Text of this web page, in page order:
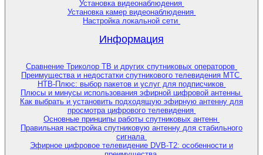
Установка видеонаблюдения
Установка камер видеонаблюдения
Настройка локальной сети
Информация
Сравнение Триколор ТВ и других спутниковых операторов
Преимущества и недостатки спутникового телевидения МТС
НТВ-Плюс: выбор пакетов и услуг для подписчиков
Плюсы и минусы использования эфирной цифровой антенны
Как выбрать и установить подходящую эфирную антенну для
просмотра цифрового телевидения
Основные принципы работы спутниковых антенн
Правильная настройка спутниковую антенну для стабильного
сигнала
Эфирное цифровое телевидение DVB-T2: особенности и